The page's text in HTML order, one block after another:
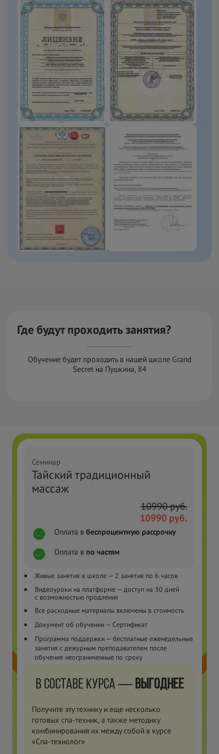
Где будут проходить занятия?
Обучение будет проходить в нашей школе Grand
Secret на Пушкина, 84
Семинар
Тайский традиционный
массаж
10990руб.
10990 руб.
Оплата в беспроцентную рассрочку
Оплата в по частям
Живые занятия в школе — 2 занятия по 6 часов
Видеоуроки на платформе — доступ на 30 дней
с возможностью продления
Все расходные материалы включены в стоимость
Документ об обучении — Сертификат
Программа поддержки — бесплатные еженедельные
занятия с дежурным преподавателем после
обучения неограниченные по сроку
В составе курса —выгоднее
Получите эту технику и еще несколько
готовых спа-техник, а также методику
комбинирования их между собой в курсе
«Спа-технолог»